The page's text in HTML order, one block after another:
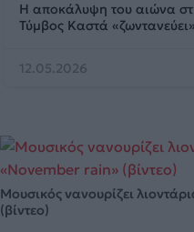
Η αποκάλυψη του αιώνα
Τύμβος Καστά
12.05.2026
Μουσικός νανουρίζει
(βίντεο)